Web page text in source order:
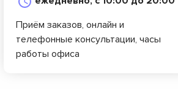
Приём заказов, онлайн и
телефонные консультации, часы
работы офиса